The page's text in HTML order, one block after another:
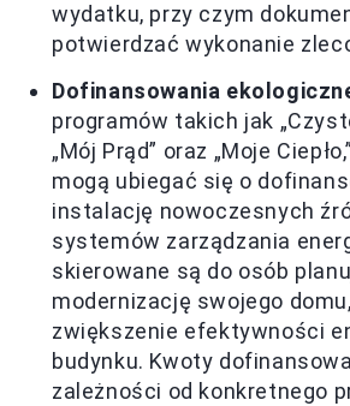
wydatku, przy czym
potwierdzać wykonanie
Dofinansowania
programów takich jak
„Mój Prąd” oraz „Moje
mogą ubiegać się o
instalację nowoczesnych
systemów zarządzania
skierowane są do osób
modernizację swojego
zwiększenie efektywności
budynku. Kwoty
zależności od konkretnego